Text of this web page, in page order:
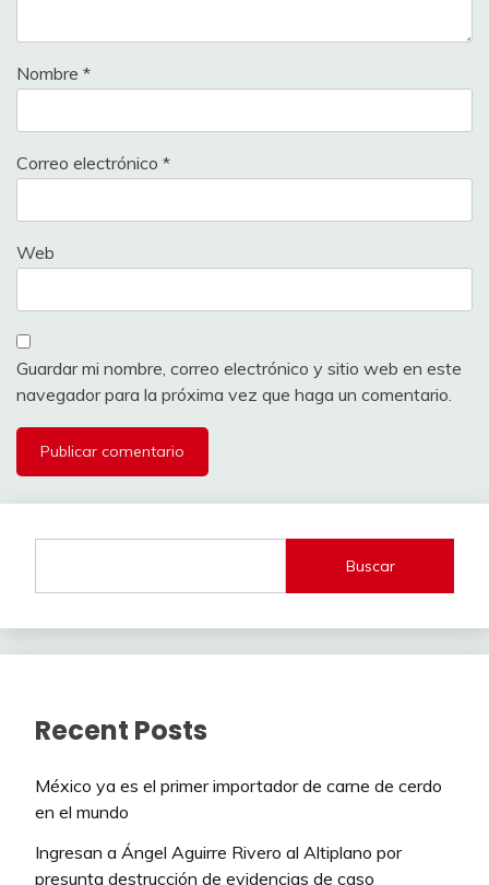
Nombre *
Correo electrónico *
Web
Guardar mi nombre, correo electrónico y sitio web en este
navegador para la próxima vez que haga un comentario.
Buscar
Recent Posts
México ya es el primer importador de carne de cerdo
en el mundo
Ingresan a Ángel Aguirre Rivero al Altiplano por
presunta destrucción de evidencias de caso